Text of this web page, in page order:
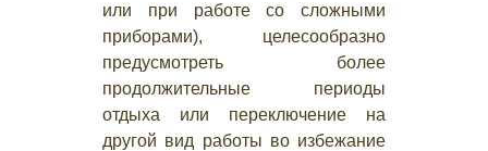
или при работе со сложными
приборами), целесообразно
предусмотреть более
продолжительные периоды
отдыха или переключение на
другой вид работы во избежание